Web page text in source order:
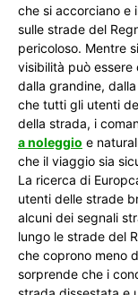
che si accorciano e
sulle strade del
pericoloso. Mentre
visibilità può essere
dalla grandine,
che tutti gli utenti
della strada, i
a noleggio e
che il viaggio sia
La ricerca di
utenti delle strade
alcuni dei segnali
lungo le strade del
che coprono meno
sorprende che i